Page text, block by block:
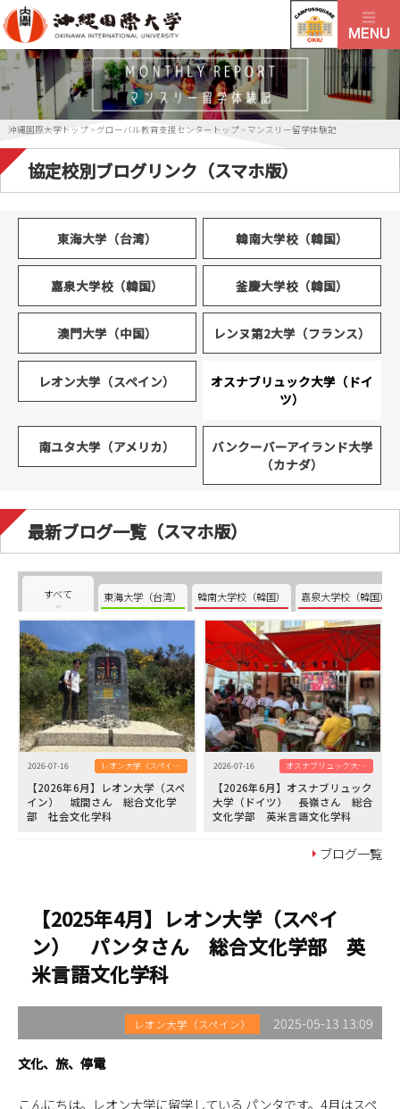
沖縄国際大学トップ > グローバル教育支援センタートップ > マンスリー留学体験記
協定校別ブログリンク（スマホ版）
東海大学（台湾） 韓南大学校（韓国）
嘉泉大学校（韓国） 釜慶大学校（韓国）
澳門大学（中国） レンヌ第2大学（フランス）
レオン大学（スペイン）
オスナブリュック大学（ドイ
ツ）
南ユタ大学（アメリカ）
バンクーバーアイランド大学
（カナダ）
最新ブログ一覧（スマホ版）
すべて 東海大学（台湾） 韓南大学校（韓国） 嘉泉大学校（韓国）
2026-07-16 レオン大学（スペイン）
【2026年6月】レオン大学（スペ
イン） 城間さん 総合文化学
部 社会文化学科
2026-07-16 オスナブリュック大学（ドイツ）
【2026年6月】オスナブリュック
大学（ドイツ） 長嶺さん 総合
文化学部 英米言語文化学科
ブログ一覧
【2025年4月】レオン大学（スペイ
ン） パンタさん 総合文化学部 英
米言語文化学科
レオン大学（スペイン） 2025-05-13 13:09
文化、旅、停電
こんにちは。レオン大学に留学している パンタです。4月はスペ